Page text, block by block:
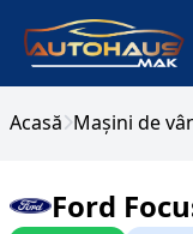
Acasă Mașini de
Ford